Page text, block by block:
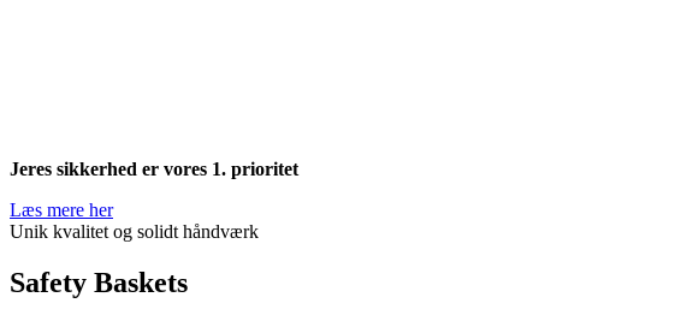
Jeres sikkerhed er vores 1. prioritet
Læs mere her
Unik kvalitet og solidt håndværk
Safety Baskets